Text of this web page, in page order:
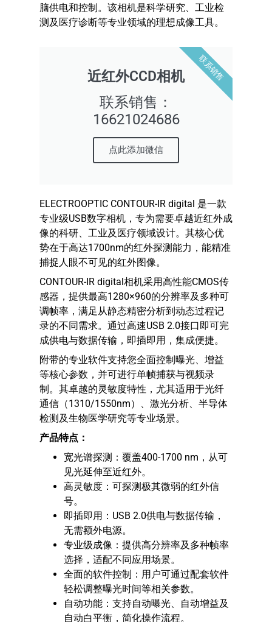
脑供电和控制。该相机是科学研究、工业检
测及医疗诊断等专业领域的理想成像工具。
近红外CCD相机
联系销售：
16621024686
点此添加微信
联系销售
ELECTROOPTIC CONTOUR-IR digital 是一款
专业级USB数字相机，专为需要卓越近红外成
像的科研、工业及医疗领域设计。其核心优
势在于高达1700nm的红外探测能力，能精准
捕捉人眼不可见的红外图像。
CONTOUR-IR digital相机采用高性能CMOS传
感器，提供最高1280×960的分辨率及多种可
调帧率，满足从静态精密分析到动态过程记
录的不同需求。通过高速USB 2.0接口即可完
成供电与数据传输，即插即用，集成便捷。
附带的专业软件支持您全面控制曝光、增益
等核心参数，并可进行单帧捕获与视频录
制。其卓越的灵敏度特性，尤其适用于光纤
通信（1310/1550nm）、激光分析、半导体
检测及生物医学研究等专业场景。
产品特点：
宽光谱探测：覆盖400-1700 nm，从可
见光延伸至近红外。
高灵敏度：可探测极其微弱的红外信
号。
即插即用：USB 2.0供电与数据传输，
无需额外电源。
专业级成像：提供高分辨率及多种帧率
选择，适配不同应用场景。
全面的软件控制：用户可通过配套软件
轻松调整曝光时间等相关参数。
自动功能：支持自动曝光、自动增益及
自动白平衡，简化操作流程。